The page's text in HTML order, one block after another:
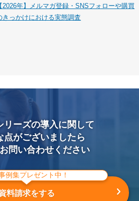
【2026年】メルマガ登録・SNSフォローや購買
きっかけにおける実態調査
ーズの導入に関して
点がございましたら
問い合わせください
例集プレゼント中！
料請求をする